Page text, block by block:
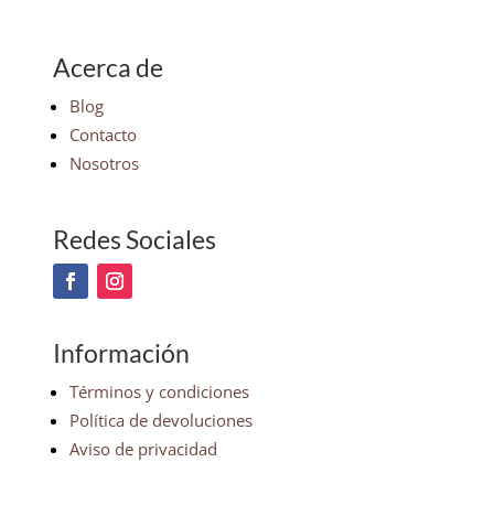
Acerca de
Blog
Contacto
Nosotros
Redes Sociales
Información
Términos y condiciones
Política de devoluciones
Aviso de privacidad